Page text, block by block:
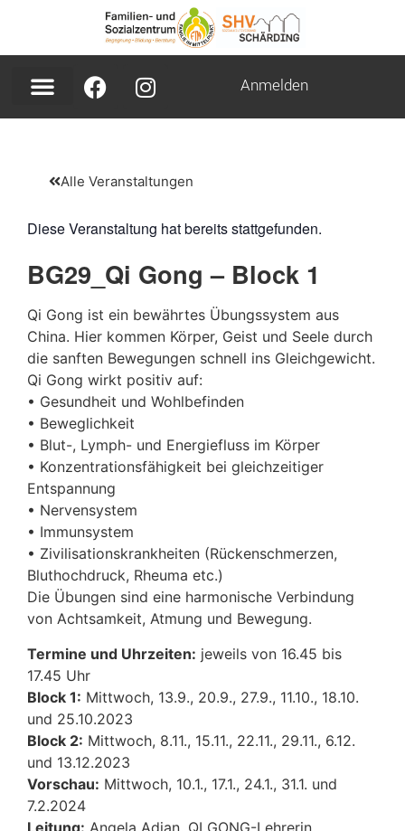
Anmelden
Alle Veranstaltungen
Diese Veranstaltung hat bereits stattgefunden.
BG29_Qi Gong – Block 1
Qi Gong ist ein bewährtes Übungssystem aus
China. Hier kommen Körper, Geist und Seele durch
die sanften Bewegungen schnell ins Gleichgewicht.
Qi Gong wirkt positiv auf:
• Gesundheit und Wohlbefinden
• Beweglichkeit
• Blut-, Lymph- und Energiefluss im Körper
• Konzentrationsfähigkeit bei gleichzeitiger
Entspannung
• Nervensystem
• Immunsystem
• Zivilisationskrankheiten (Rückenschmerzen,
Bluthochdruck, Rheuma etc.)
Die Übungen sind eine harmonische Verbindung
von Achtsamkeit, Atmung und Bewegung.
Termine und Uhrzeiten: jeweils von 16.45 bis
17.45 Uhr
Block 1: Mittwoch, 13.9., 20.9., 27.9., 11.10., 18.10.
und 25.10.2023
Block 2: Mittwoch, 8.11., 15.11., 22.11., 29.11., 6.12.
und 13.12.2023
Vorschau: Mittwoch, 10.1., 17.1., 24.1., 31.1. und
7.2.2024
Leitung: Angela Adjan, QI GONG-Lehrerin,